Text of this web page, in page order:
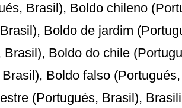
Brasil), Boldo chileno
Boldo de jardim
Brasil), Boldo do chile
Boldo falso
(Portugués, Brasil),